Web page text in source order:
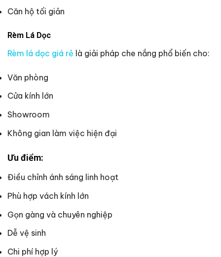
Căn hộ tối giản
Rèm Lá Dọc
Rèm lá dọc giá rẻ là giải pháp che nắng phổ biến cho:
Văn phòng
Cửa kính lớn
Showroom
Không gian làm việc hiện đại
Ưu điểm:
Điều chỉnh ánh sáng linh hoạt
Phù hợp vách kính lớn
Gọn gàng và chuyên nghiệp
Dễ vệ sinh
Chi phí hợp lý